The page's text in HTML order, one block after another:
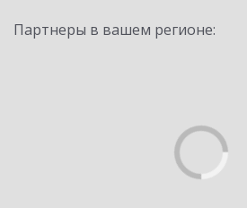
Партнеры в вашем регионе: